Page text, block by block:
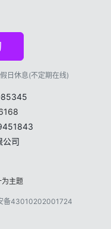
日休息(不定期在线)
公司
为主题
备43010202001724